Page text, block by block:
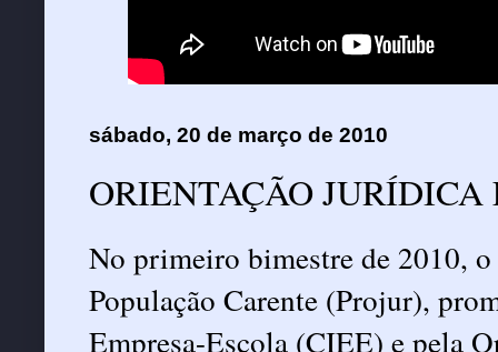
sábado, 20 de março de 2010
ORIENTAÇÃO
No primeiro bimestre de 2010,
População Carente (Projur),
Empresa-Escola (CIEE) e pela